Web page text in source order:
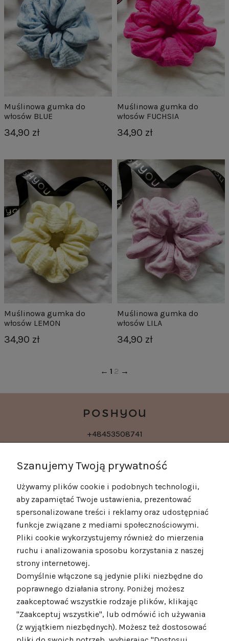
Muślinowa gumka do
włosów BLUE
34,90 zł
Muślinowa gumka do
włosów FUCHSIA
34,90 zł
Muślinowa gumka do
włosów LEMON
34,90 zł
Muślinowa gumka do
włosów LILA
34,90 zł
1 2
+48453508741
POMOC
MOJE KONTO
Szanujemy Twoją prywatność
Używamy plików cookie i podobnych technologii,
aby zapamiętać Twoje ustawienia, prezentować
spersonalizowane treści i reklamy oraz udostępniać
funkcje związane z mediami społecznościowymi.
Pliki cookie wykorzystujemy również do mierzenia
ruchu i analizowania sposobu korzystania z naszej
strony internetowej.
Domyślnie włączone są jedynie pliki niezbędne do
poprawnego działania strony. Poniżej możesz
zaakceptować wszystkie rodzaje plików, klikając
"Zaakceptuj wszystkie", lub odmówić ich używania
(z wyjątkiem niezbędnych). Możesz też dostosować